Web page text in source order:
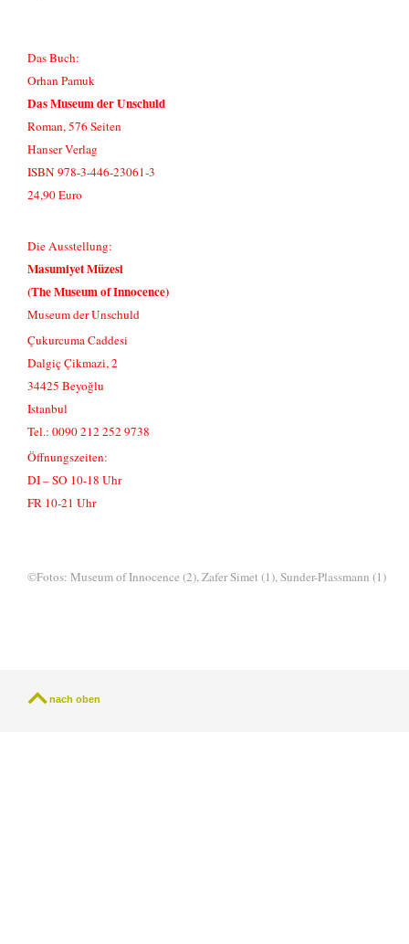
Das Buch:
Orhan Pamuk
Das Museum der Unschuld
Roman, 576 Seiten
Hanser Verlag
ISBN 978-3-446-23061-3
24,90 Euro
Die Ausstellung:
Masumiyet Müzesi
(The Museum of Innocence)
Museum der Unschuld
Çukurcuma Caddesi
Dalgiç Çikmazi, 2
34425 Beyoğlu
Istanbul
Tel.: 0090 212 252 9738
Öffnungszeiten:
DI – SO 10-18 Uhr
FR 10-21 Uhr
©Fotos: Museum of Innocence (2), Zafer Simet (1), Sunder-Plassmann (1)
nach oben